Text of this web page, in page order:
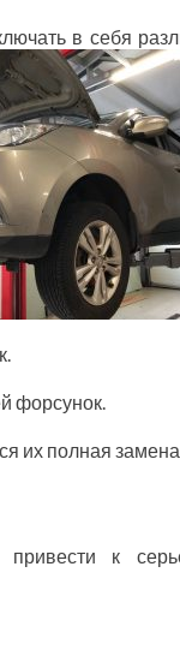
в себя
форсунок.
их полная
к